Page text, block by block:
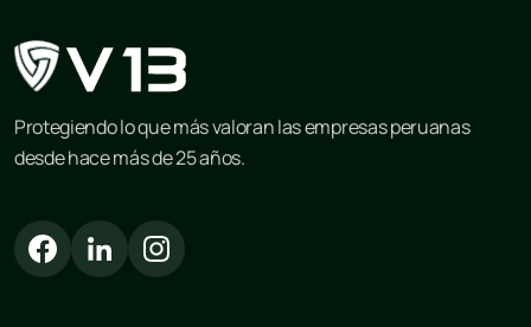
Protegiendo lo que más valoran las empresas peruanas
desde hace más de 25 años.